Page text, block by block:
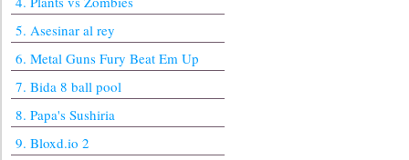
5. Asesinar al rey
6. Metal Guns Fury Beat Em Up
7. Bida 8 ball pool
8. Papa's Sushiria
9. Bloxd.io 2